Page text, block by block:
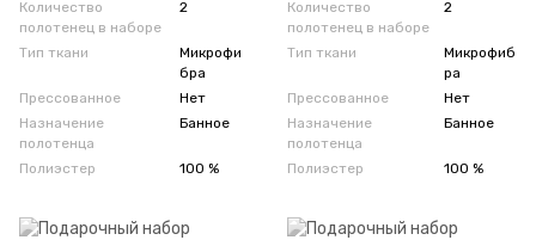
Количество
полотенец в наборе
2
Тип ткани
Микрофи
бра
Прессованное
Нет
Назначение
полотенца
Банное
Полиэстер 100 %
Количество
полотенец в наборе
2
Тип ткани
Микрофиб
ра
Прессованное
Нет
Назначение
полотенца
Банное
Полиэстер 100 %